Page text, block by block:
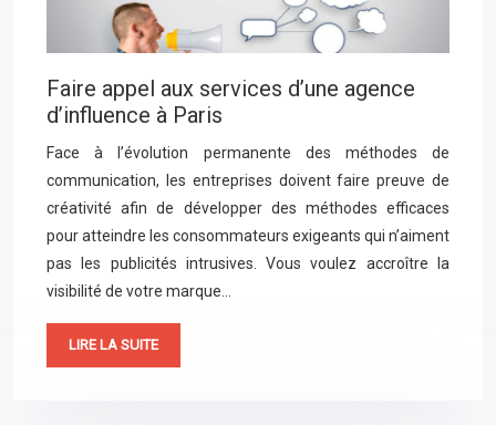
Faire appel aux services d’une agence
d’influence à Paris
Face à l’évolution permanente des méthodes de
communication, les entreprises doivent faire preuve de
créativité afin de développer des méthodes efficaces
pour atteindre les consommateurs exigeants qui n’aiment
pas les publicités intrusives. Vous voulez accroître la
visibilité de votre marque…
LIRE LA SUITE